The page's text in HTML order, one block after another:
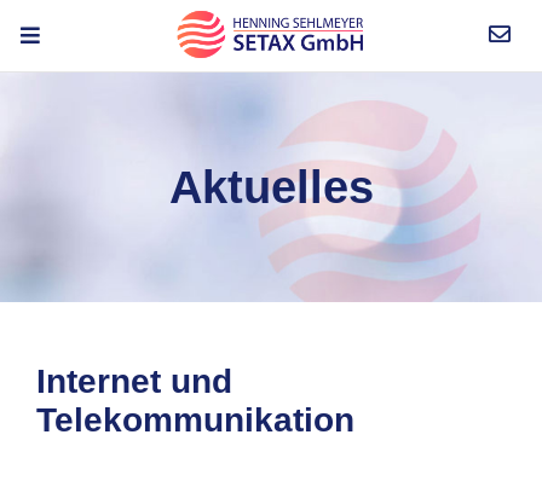
Aktuelles
Internet und
Telekommunikation